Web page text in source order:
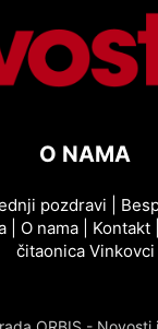
O NAMA
pozdravi
| O nama| Kontakt|
čitaonica Vinkovci